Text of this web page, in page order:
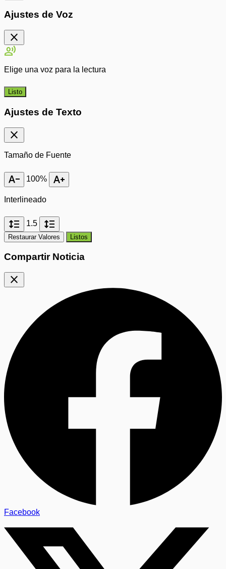
Ajustes de Voz
close
record_voice_over
Elige una voz para la lectura
Listo
Ajustes de Texto
close
Tamaño de Fuente
text_decrease 100% text_increase
Interlineado
format_line_spacing 1.5 format_line_spacing
Restaurar Valores Listos
Compartir Noticia
close
Facebook